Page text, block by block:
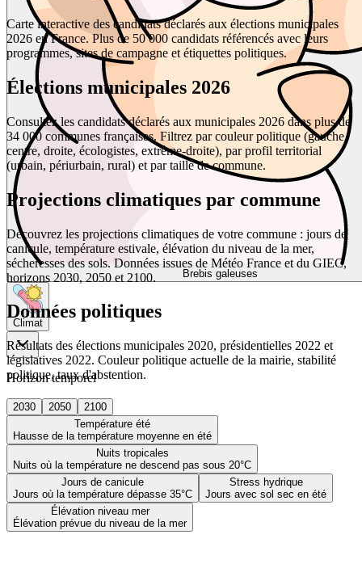
Brebis galeuses
Climat
Horizon temporel
2030 2050
2100
Température été
Hausse de la température moyenne en été
Nuits tropicales
Nuits où la température ne descend pas sous 20°C
Jours de canicule
Jours où la température dépasse 35°C
Stress hydrique
Jours avec sol sec en été
Élévation niveau mer
Élévation prévue du niveau de la mer
Carte interactive des candidats déclarés aux élections municipales
2026 en France. Plus de 50 000 candidats référencés avec leurs
programmes, sites de campagne et étiquettes politiques.
Élections municipales 2026
Consultez les candidats déclarés aux municipales 2026 dans plus de
34 000 communes françaises. Filtrez par couleur politique (gauche,
centre, droite, écologistes, extrême-droite), par profil territorial
(urbain, périurbain, rural) et par taille de commune.
Projections climatiques par commune
Découvrez les projections climatiques de votre commune : jours de
canicule, température estivale, élévation du niveau de la mer,
sécheresses des sols. Données issues de Météo France et du GIEC,
horizons 2030, 2050 et 2100.
Données politiques
Résultats des élections municipales 2020, présidentielles 2022 et
législatives 2022. Couleur politique actuelle de la mairie, stabilité
politique, taux d'abstention.